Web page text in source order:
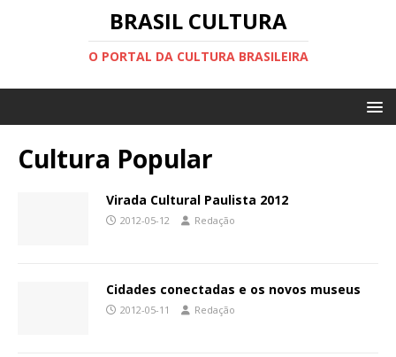
BRASIL CULTURA
O PORTAL DA CULTURA BRASILEIRA
Cultura Popular
Virada Cultural Paulista 2012
2012-05-12 Redação
Cidades conectadas e os novos museus
2012-05-11 Redação